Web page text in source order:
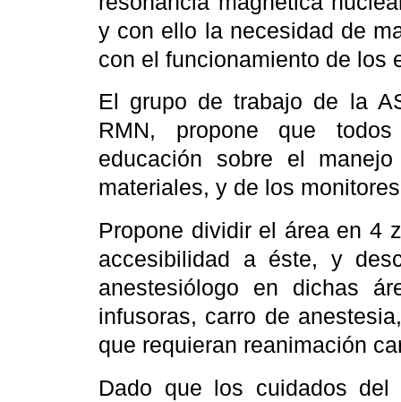
y con ello la necesidad de
con el funcionamiento de los
El grupo de trabajo de la
RMN, propone que
educación sobre el
materiales, y de los
Propone dividir el área en 4
accesibilidad a éste, y
anestesiólogo en dichas
infusoras, carro de
que requieran reanimación
Dado que los cuidados